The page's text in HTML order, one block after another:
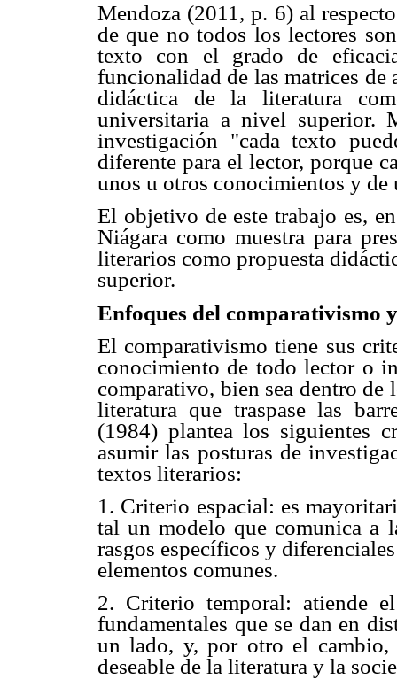
Mendoza (2011, p. 6) al
de que no todos los lectores
texto con el grado de
funcionalidad de las matrices
didáctica de la literatura
universitaria a nivel superior.
investigación "cada texto
diferente para el lector, porque
unos u otros conocimientos y de
El objetivo de este trabajo es,
Niágara como muestra para
literarios como propuesta
superior.
Enfoques del comparativismo
El comparativismo tiene sus
conocimiento de todo lector o
comparativo, bien sea dentro
literatura que traspase las
(1984) plantea los siguientes
asumir las posturas de
textos literarios:
1. Criterio espacial: es
tal un modelo que comunica a
rasgos específicos y
elementos comunes.
2. Criterio temporal: atiende
fundamentales que se dan en
un lado, y, por otro el cambio,
deseable de la literatura y la